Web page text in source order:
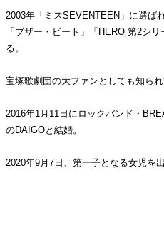
2003年「ミスSEVENTEEN」に選ば
「ブザー・ビート」「HERO 第2シ
る。
宝塚歌劇団の大ファンとしても知られ
2016年1月11日にロックバンド・
のDAIGOと結婚。
2020年9月7日、第一子となる女児を